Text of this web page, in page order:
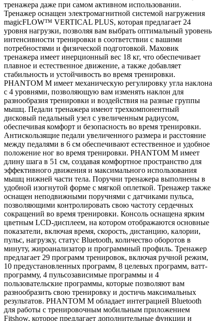
тренажера даже при самом активном использовании.
Тренажер оснащен электромагнитной системой нагружения
magicFLOW™ VERTICAL PLUS, которая предлагает 24
уровня нагрузки, позволяя вам выбрать оптимальный уровень
интенсивности тренировки в соответствии с вашими
потребностями и физической подготовкой. Маховик
тренажера имеет инерционный вес 18 кг, что обеспечивает
плавное и естественное движение, а также добавляет
стабильность и устойчивость во время тренировки.
PHANTOM M имеет механическую регулировку угла наклона
с 4 уровнями, позволяющую вам изменять наклон для
разнообразия тренировки и воздействия на разные группы
мышц. Педали тренажера имеют трехкомпонентный
дисковый педальный узел с увеличенным радиусом,
обеспечивая комфорт и безопасность во время тренировки.
Антискользящие педали увеличенного размера и расстояние
между педалями в 6 см обеспечивают естественное и удобное
положение ног во время тренировки. PHANTOM M имеет
длину шага в 51 см, создавая комфортное пространство для
эффективного движения и максимального использования
мышц нижней части тела. Поручни тренажера выполнены в
удобной изогнутой форме с мягкой оплеткой. Тренажер также
оснащен неподвижными поручнями с датчиками пульса,
позволяющими контролировать свою частоту сердечных
сокращений во время тренировки. Консоль оснащена ярким
цветным LCD-дисплеем, на котором отображаются основные
показатели, включая время, скорость, дистанцию, калории,
пульс, нагрузку, статус Bluetooth, количество оборотов в
минуту, жироанализатор и программный профиль. Тренажер
предлагает 29 программ тренировок, включая ручной режим,
10 предустановленных программ, 8 целевых программ, ватт-
программу, 4 пульсозависимые программы и 4
пользовательские программы, которые позволяют вам
разнообразить свою тренировку и достичь максимальных
результатов. PHANTOM M обладает интеграцией Bluetooth
для работы с тренировочным мобильным приложением
Fitshow, которое предлагает дополнительные функции и